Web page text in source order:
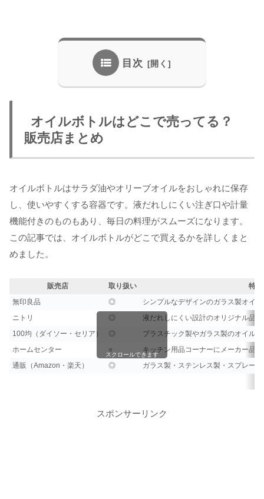
目次
オイルボトルはどこで売ってる？
販売店まとめ
オイルボトルはサラダ油やオリーブオイルをおしゃれに保存
し、使いやすくする容器です。液だれしにくい注ぎ口や計量
機能付きのものもあり、毎日の料理がスムーズになります。
この記事では、オイルボトルがどこで買えるかを詳しくまと
めました。
販売店 取り扱い
特徴
無印良品
◎
シンプルなデザインのガラス製オイ
ニトリ
◎
液だれしにくい設計のオリジナル品
100均（ダイソー・セリア）
◎
プラスチック製やガラス製のオイル
ホームセンター
○
キッチン用品コーナーにメーカー品
通販（Amazon・楽天）
◎ ガラス製・ステンレス製・スプレー
スクロールできます
スポンサーリンク